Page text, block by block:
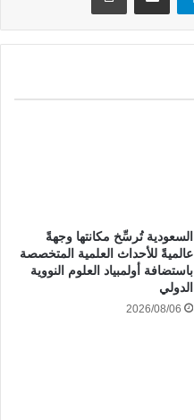
السعودية تُرسِّخ مكانتها وجهةً
عالميةً للأحداث العلمية المتخصصة
باستضافة أولمبياد العلوم النووية
الدولي
2026/08/06